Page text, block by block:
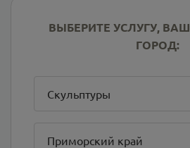
ВЫБЕРИТЕ УСЛУГУ,
ГОРОД:
Скульптуры
Приморский край